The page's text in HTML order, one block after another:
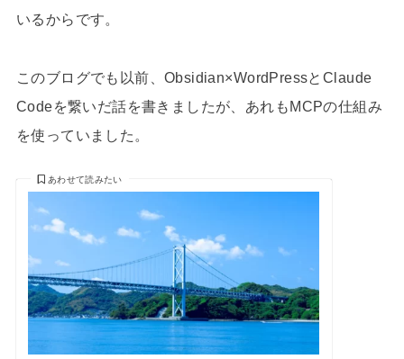
いるからです。
このブログでも以前、Obsidian×WordPressとClaude
Codeを繋いだ話を書きましたが、あれもMCPの仕組み
を使っていました。
あわせて読みたい